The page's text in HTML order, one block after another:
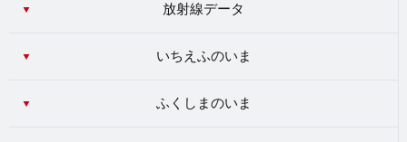
放射線データ
いちえふのいま
ふくしまのいま